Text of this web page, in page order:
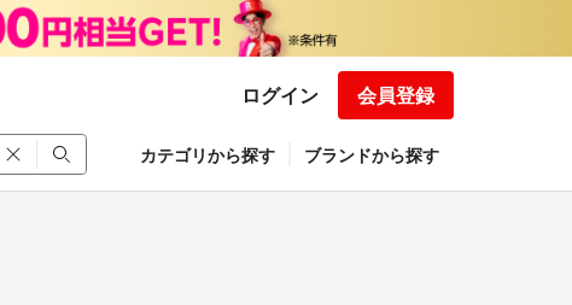
ログイン 会員登録
カテゴリから探す ブランドから探す